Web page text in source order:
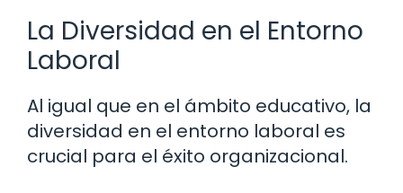
La Diversidad en el Entorno
Laboral
Al igual que en el ámbito educativo, la
diversidad en el entorno laboral es
crucial para el éxito organizacional.